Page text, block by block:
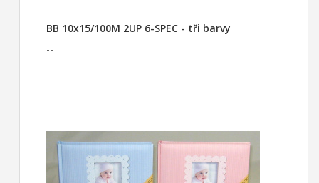
BB 10x15/100M 2UP 6-SPEC - tři barvy
--